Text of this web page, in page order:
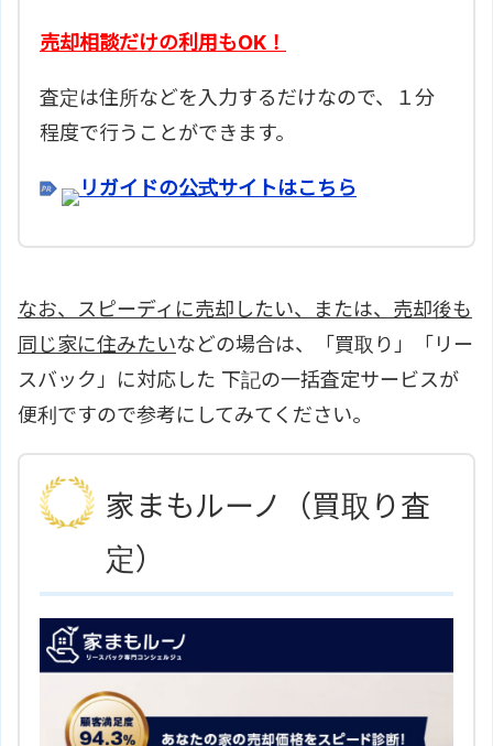
売却相談だけの利用もOK！
査定は住所などを入力するだけなので、１分
程度で行うことができます。
リガイドの公式サイトはこちら
なお、スピーディに売却したい、または、売却後も
同じ家に住みたいなどの場合は、「買取り」「リー
スバック」に対応した 下記の一括査定サービスが
便利ですので参考にしてみてください。
家まもルーノ（買取り査
定）